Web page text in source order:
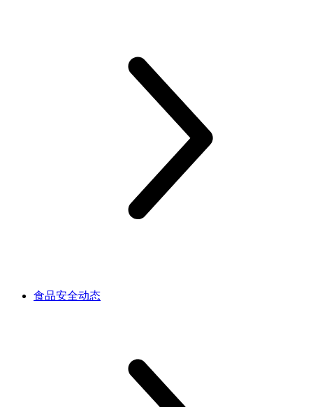
食品安全动态